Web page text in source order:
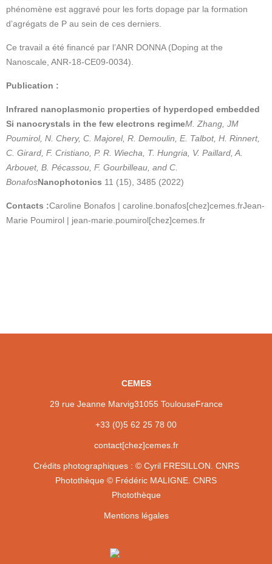
phénomène est aggravé pour les forts dopage par la formation
d’agrégats de P au sein de ces derniers.
Ce travail a été financé par l’ANR DONNA (Doping at the
Nanoscale, ANR-18-CE09-0034).
Publication :
Infrared nanoplasmonic properties of hyperdoped embedded
Si nanocrystals in the few electrons regimeM. Zhang, JM
Poumirol, N. Chery, C. Majorel, R. Demoulin, E. Talbot, H. Rinnert,
C. Girard, F. Cristiano, P. R. Wiecha, T. Hungria, V. Paillard, A.
Arbouet, B. Pécassou, F. Gourbilleau, and C.
BonafosNanophotonics 11 (15), 3485 (2022)
Contacts :Caroline Bonafos | caroline.bonafos[chez]cemes.frJean-
Marie Poumirol | jean-marie.poumirol[chez]cemes.fr
CEMES
29 rue Jeanne Marvig31055 ToulouseFrance
+33 (0)5 62 25 78 00
contact[chez]cemes.fr
Crédits photographiques : © Cyril FRESILLON. CNRS
Photothèque © Frédéric MALIGNE. CNRS
Photothèque
Mentions légales